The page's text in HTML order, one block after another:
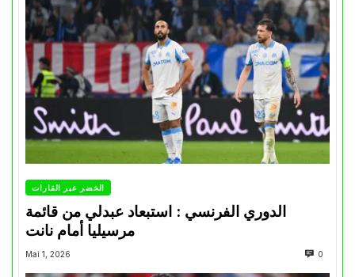
الخضر عبر القارات
الدوري الفرنسي : استبعاد عبدلي من قائمة
مرسيليا أمام نانت
Mai 1, 2026 0